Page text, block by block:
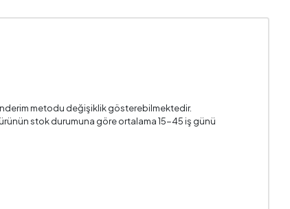
metodu değişiklik gösterebilmektedir.
stok durumuna göre ortalama 15-45 iş günü